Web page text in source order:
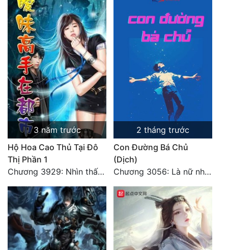
Cơ Trí
Sát Phạt Quyết Đoán
Vô Sỉ
Điềm Đạm
3 năm trước
Hộ Hoa Cao Thủ Tại Đô
Thị Phần 1
Chương 3929: Nhìn thấy bổn tiên, tại sao không bái?
2 tháng trước
Con Đường Bá Chủ
(Dịch)
Chương 3056: Là nữ nhân